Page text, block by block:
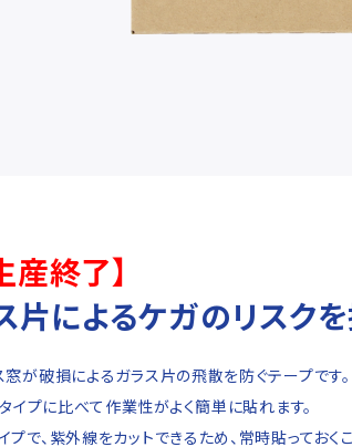
終了】
片によるケガのリスク
が破損によるガラス片の飛散を防ぐテープです。
イプに比べて作業性がよく簡単に貼れます。
で、紫外線をカットできるため、常時貼っておく